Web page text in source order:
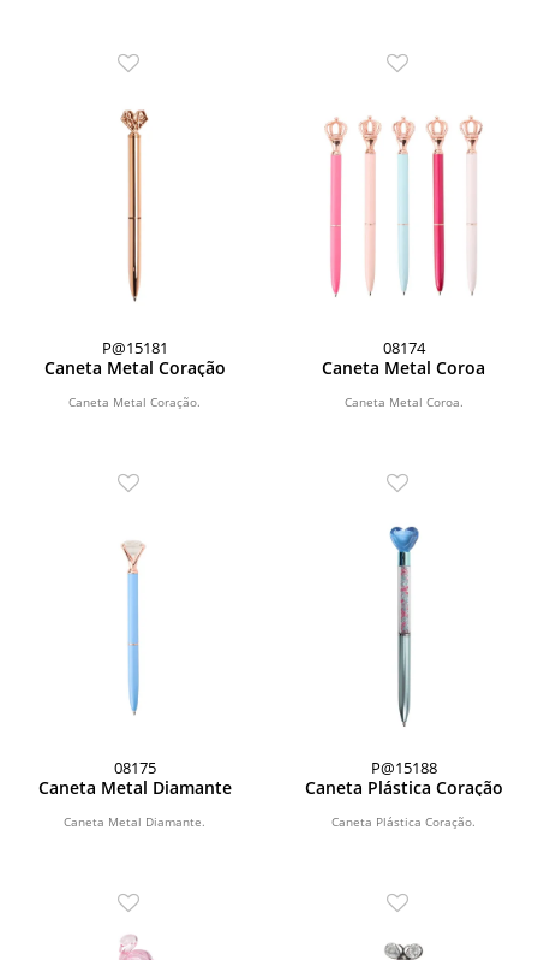
P@15181
Caneta Metal Coração
Caneta Metal Coração.
08174
Caneta Metal Coroa
Caneta Metal Coroa.
08175
Caneta Metal Diamante
Caneta Metal Diamante.
P@15188
Caneta Plástica Coração
Caneta Plástica Coração.